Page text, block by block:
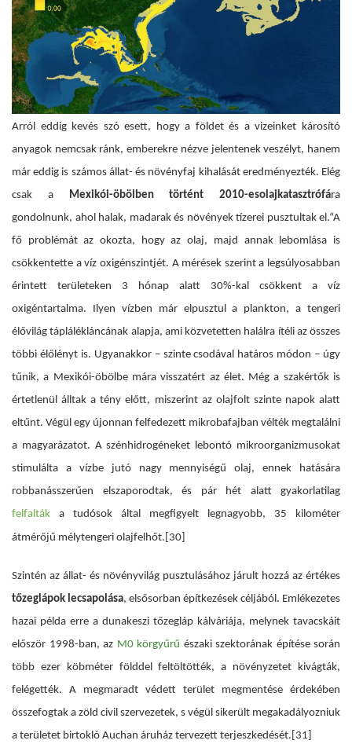
Arról eddig kevés szó esett, hogy a földet és a vizeinket károsító
anyagok nemcsak ránk, emberekre nézve jelentenek veszélyt, hanem
már eddig is számos állat- és növényfaj kihalását eredményezték. Elég
csak a
Mexikói-öbölben történt 2010-esolajkatasztrófára
gondolnunk, ahol halak, madarak és növények tízerei pusztultak el.“A
fő problémát az okozta, hogy az olaj, majd annak lebomlása is
csökkentette a víz oxigénszintjét. A mérések szerint a legsúlyosabban
érintett területeken 3 hónap alatt 30%-kal csökkent a víz
oxigéntartalma. Ilyen vízben már elpusztul a plankton, a tengeri
élővilág táplálékláncának alapja, ami közvetetten halálra ítéli az összes
többi élőlényt is. Ugyanakkor – szinte csodával határos módon – úgy
tűnik, a Mexikói-öbölbe mára visszatért az élet. Még a szakértők is
értetlenül álltak a tény előtt, miszerint az olajfolt szinte napok alatt
eltűnt. Végül egy újonnan felfedezett mikrobafajban vélték megtalálni
a magyarázatot. A szénhidrogéneket lebontó mikroorganizmusokat
stimulálta a vízbe jutó nagy mennyiségű olaj, ennek hatására
robbanásszerűen elszaporodtak, és pár hét alatt gyakorlatilag
felfalták a tudósok által megfigyelt legnagyobb, 35 kilométer
átmérőjű mélytengeri olajfelhőt.[30]
Szintén az állat- és növényvilág pusztulásához járult hozzá az értékes
tőzeglápok lecsapolása, elsősorban építkezések céljából. Emlékezetes
hazai példa erre a dunakeszi tőzegláp kálváriája, melynek tavacskáit
először 1998-ban, az M0 körgyűrű északi szektorának építése során
több ezer köbméter földdel feltöltötték, a növényzetet kivágták,
felégették. A megmaradt védett terület megmentése érdekében
összefogtak a zöld civil szervezetek, s végül sikerült megakadályozniuk
a területet birtokló Auchan áruház tervezett terjeszkedését. [31]